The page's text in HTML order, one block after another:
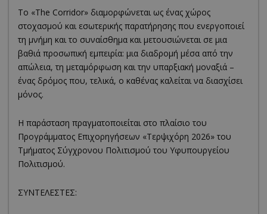
Το «The Corridor» διαμορφώνεται ως ένας χώρος
στοχασμού και εσωτερικής παρατήρησης που ενεργοποιεί
τη μνήμη και το συναίσθημα και μετουσιώνεται σε μια
βαθιά προσωπική εμπειρία: μια διαδρομή μέσα από την
απώλεια, τη μεταμόρφωση και την υπαρξιακή μοναξιά –
ένας δρόμος που, τελικά, ο καθένας καλείται να διασχίσει
μόνος.
Η παράσταση πραγματοποιείται στο πλαίσιο του
Προγράμματος Επιχορηγήσεων «Τερψιχόρη 2026» του
Τμήματος Σύγχρονου Πολιτισμού του Υφυπουργείου
Πολιτισμού.
ΣΥΝΤΕΛΕΣΤΕΣ: